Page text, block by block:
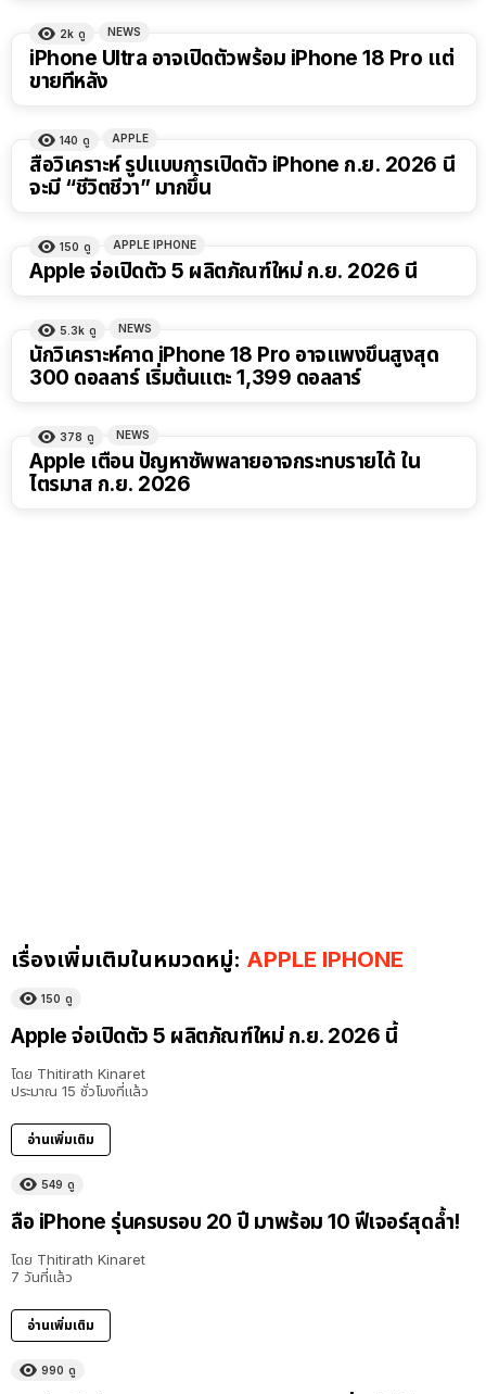
2k ดู NEWS
iPhone Ultra อาจเปิดตัวพร้อม iPhone 18 Pro แต่
ขายทีหลัง
140 ดู APPLE
สื่อวิเคราะห์ รูปแบบการเปิดตัว iPhone ก.ย. 2026 นี้
จะมี “ชีวิตชีวา” มากขึ้น
150 ดู APPLE IPHONE
Apple จ่อเปิดตัว 5 ผลิตภัณฑ์ใหม่ ก.ย. 2026 นี้
5.3k ดู NEWS
นักวิเคราะห์คาด iPhone 18 Pro อาจแพงขึ้นสูงสุด
300 ดอลลาร์ เริ่มต้นแตะ 1,399 ดอลลาร์
378 ดู NEWS
Apple เตือน ปัญหาซัพพลายอาจกระทบรายได้ ใน
ไตรมาส ก.ย. 2026
เรื่องเพิ่มเติมในหมวดหมู่: APPLE IPHONE
150 ดู
Apple จ่อเปิดตัว 5 ผลิตภัณฑ์ใหม่ ก.ย. 2026 นี้
โดย Thitirath Kinaret
ประมาณ 15 ชั่วโมงที่แล้ว
อ่านเพิ่มเติม
549 ดู
ลือ iPhone รุ่นครบรอบ 20 ปี มาพร้อม 10 ฟีเจอร์สุดล้ำ!
โดย Thitirath Kinaret
7 วันที่แล้ว
อ่านเพิ่มเติม
990 ดู